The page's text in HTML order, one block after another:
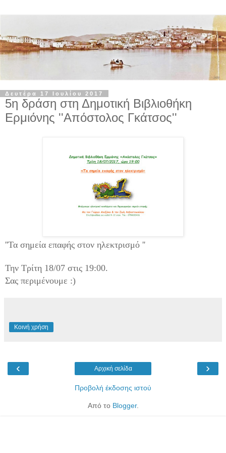
Δευτέρα 17 Ιουλίου 2017
5η δράση στη Δημοτική Βιβλιοθήκη
Ερμιόνης ''Απόστολος Γκάτσος''
''Τα σημεία επαφής στον ηλεκτρισμό ''
Την Τρίτη 18/07 στις 19:00.
Σας περιμένουμε :)
Κοινή χρήση
‹ ›
Αρχική σελίδα
Προβολή έκδοσης ιστού
Από το Blogger.